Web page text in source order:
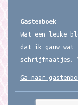
Gastenboek
Wat een leuke
dat ik gauw
schrijfmaatjes.
Ga naar